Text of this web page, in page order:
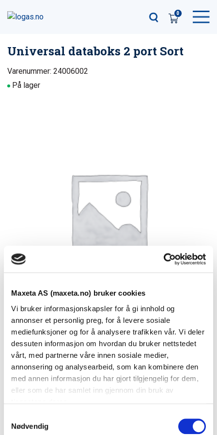
Maxeta AS (maxeta.no) bruker cookies
Vi bruker informasjonskapsler for å gi innhold og
annonser et personlig preg, for å levere sosiale
mediefunksjoner og for å analysere trafikken vår. Vi deler
dessuten informasjon om hvordan du bruker nettstedet
vårt, med partnerne våre innen sosiale medier,
annonsering og analysearbeid, som kan kombinere den
med annen informasjon du har gjort tilgjengelig for dem,
eller som de har samlet inn gjennom din bruk av
Nødvendig
0
Se dokumenter
Dokumenter
Universal databoks 2 port Sort
Varenummer: 24006002
På lager